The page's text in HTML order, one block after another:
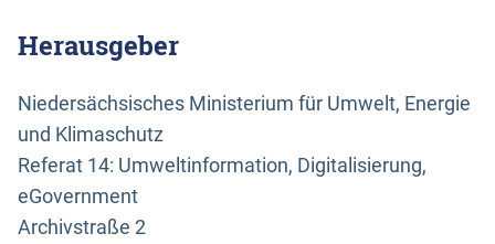
Herausgeber
Niedersächsisches Ministerium für Umwelt, Energie
und Klimaschutz
Referat 14: Umweltinformation, Digitalisierung,
eGovernment
Archivstraße 2